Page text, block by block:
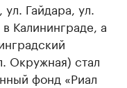
Гайдара, ул.
Калининграде, а
Окружная) стал
фонд «Риал